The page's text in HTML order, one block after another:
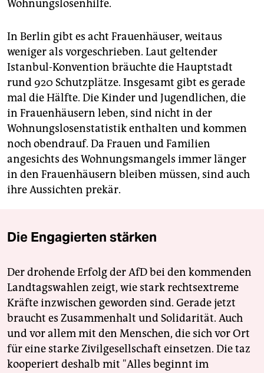
Wohnungslosenhilfe.
In Berlin gibt es acht Frauenhäuser, weitaus
weniger als vorgeschrieben. Laut geltender
Istanbul-Konvention bräuchte die Hauptstadt
rund 920 Schutzplätze. Insgesamt gibt es gerade
mal die Hälfte. Die Kinder und Jugendlichen, die
in Frauenhäusern leben, sind nicht in der
Wohnungslosenstatistik enthalten und kommen
noch obendrauf. Da Frauen und Familien
angesichts des Wohnungsmangels immer länger
in den Frauenhäusern bleiben müssen, sind auch
ihre Aussichten prekär.
Die Engagierten stärken
Der drohende Erfolg der AfD bei den kommenden
Landtagswahlen zeigt, wie stark rechtsextreme
Kräfte inzwischen geworden sind. Gerade jetzt
braucht es Zusammenhalt und Solidarität. Auch
und vor allem mit den Menschen, die sich vor Ort
für eine starke Zivilgesellschaft einsetzen. Die taz
kooperiert deshalb mit "Alles beginnt im